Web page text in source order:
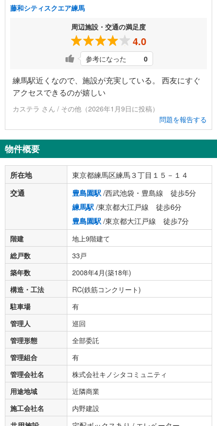
藤和シティスクエア練馬
周辺施設・交通の満足度
4.0
参考になった 0
練馬駅近くなので、施設が充実している。 西友にすぐ
アクセスできるのが嬉しい
カステラ さん / その他（2026年1月9日に投稿）
問題を報告する
物件概要
所在地 東京都練馬区練馬３丁目１５－１４
交通 豊島園駅/西武池袋・豊島線 徒歩5分
練馬駅/東京都大江戸線 徒歩6分
豊島園駅/東京都大江戸線 徒歩7分
階建
地上9階建て
総戸数
33戸
築年数
2008年4月(築18年)
構造・工法
RC(鉄筋コンクリート)
駐車場
有
管理人
巡回
管理形態
全部委託
管理組合
有
管理会社名
株式会社キノシタコミュニティ
用途地域
近隣商業
施工会社名
内野建設